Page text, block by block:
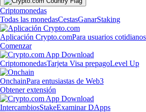
Criptomonedas
Todas las monedasCestasGanarStaking
Aplicación Crypto.comPara usuarios cotidianos
Comenzar
CriptomonedasTarjeta Visa prepagoLevel Up
OnchainPara entusiastas de Web3
Obtener extensión
IntercambiosStakeExaminar DApps